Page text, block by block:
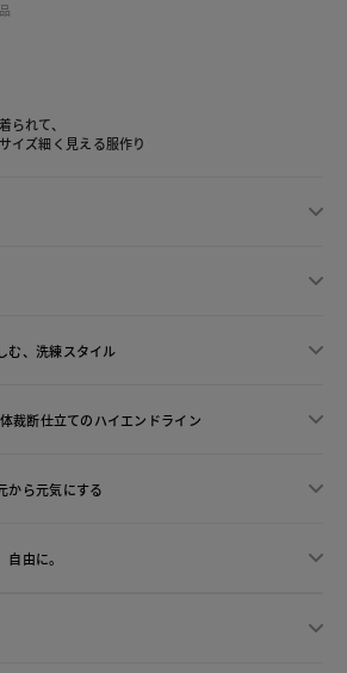
られて、
イズ細く見える服作り
む、洗練スタイル
裁断仕立てのハイエンドライン
から元気にする
自由に。